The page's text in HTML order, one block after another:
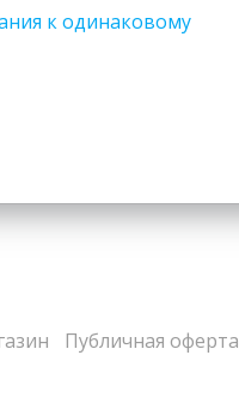
к одинаковому
Публичная оферта